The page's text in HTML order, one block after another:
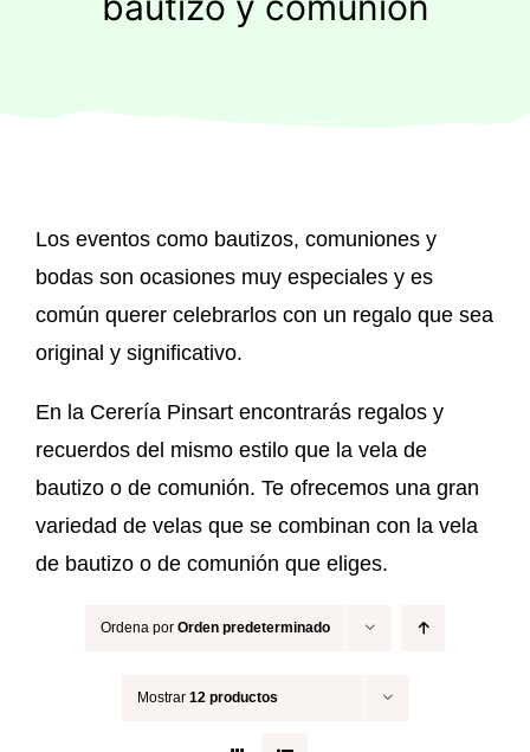
Contacto
Los eventos como bautizos, comuniones y
bodas son ocasiones muy especiales y es
común querer celebrarlos con un regalo que sea
original y significativo.
En la Cerería Pinsart encontrarás regalos y
recuerdos del mismo estilo que la vela de
bautizo o de comunión. Te ofrecemos una gran
variedad de velas que se combinan con la vela
de bautizo o de comunión que eliges.
Ordena por Orden predeterminado
Mostrar 12 productos